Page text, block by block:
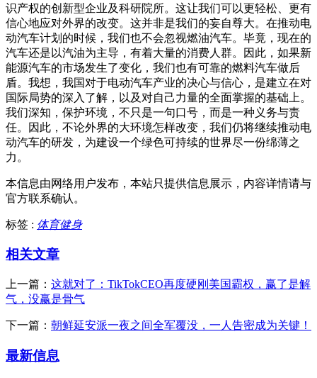
识产权的创新型企业及科研院所。这让我们可以更轻松、更有
信心地应对外界的改变。这并非是我们的妄自尊大。在推动电
动汽车计划的时候，我们也不会忽视燃油汽车。毕竟，现在的
汽车还是以汽油为主导，有着大量的消费人群。因此，如果新
能源汽车的市场发生了变化，我们也有可靠的燃料汽车做后
盾。我想，我国对于电动汽车产业的决心与信心，是建立在对
国际局势的深入了解，以及对自己力量的全面掌握的基础上。
我们深知，保护环境，不只是一句口号，而是一种义务与责
任。因此，不论外界的大环境怎样改变，我们仍将继续推动电
动汽车的研发，为建设一个绿色可持续的世界尽一份绵薄之
力。
本信息由网络用户发布， 本站只提供信息展示，内容详情请与
官方联系确认。
标签 : 体育健身
相关文章
上一篇： 这就对了：TikTokCEO再度硬刚美国霸权，赢了是解
气，没赢是骨气
下一篇： 朝鲜延安派一夜之间全军覆没，一人告密成为关键！
最新信息